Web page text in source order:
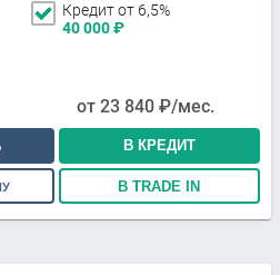
Кредит от 6,5%
40 000₽
от 23 840 ₽/мес.
В КРЕДИТ
В TRADE IN